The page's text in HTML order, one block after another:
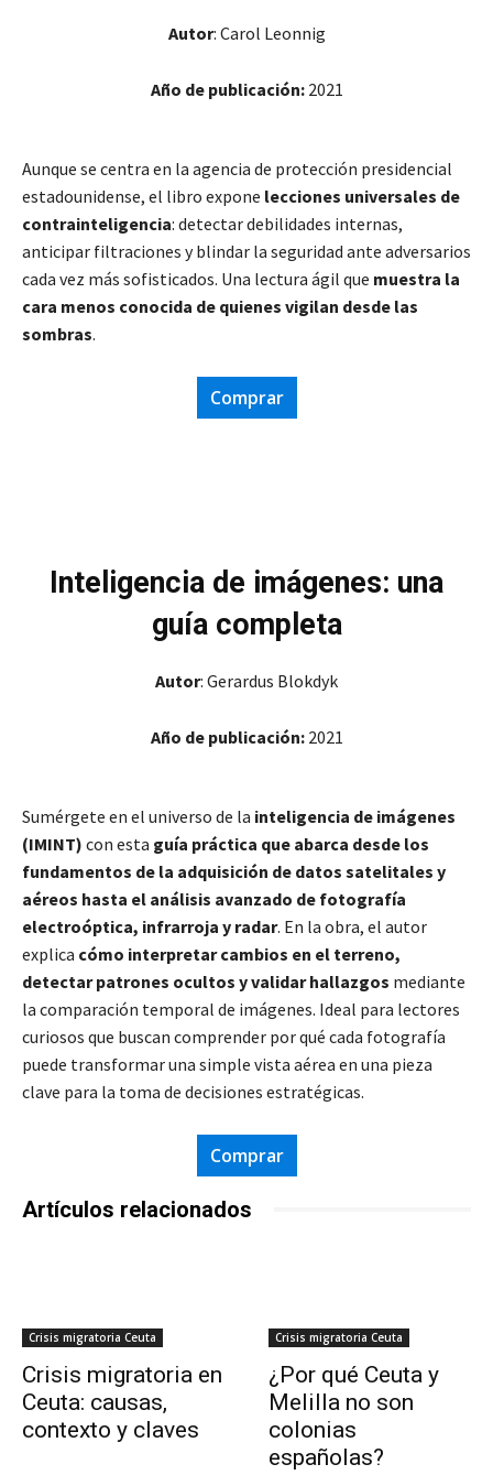
Autor: Carol Leonnig
Año de publicación: 2021
Aunque se centra en la agencia de protección presidencial
estadounidense, el libro expone lecciones universales de
contrainteligencia: detectar debilidades internas,
anticipar filtraciones y blindar la seguridad ante adversarios
cada vez más sofisticados. Una lectura ágil que muestra la
cara menos conocida de quienes vigilan desde las
sombras.
Comprar
Inteligencia de imágenes: una
guía completa
Autor: Gerardus Blokdyk
Año de publicación: 2021
Sumérgete en el universo de la inteligencia de imágenes
(IMINT) con esta guía práctica que abarca desde los
fundamentos de la adquisición de datos satelitales y
aéreos hasta el análisis avanzado de fotografía
electroóptica, infrarroja y radar. En la obra, el autor
explica cómo interpretar cambios en el terreno,
detectar patrones ocultos y validar hallazgos mediante
la comparación temporal de imágenes. Ideal para lectores
curiosos que buscan comprender por qué cada fotografía
puede transformar una simple vista aérea en una pieza
clave para la toma de decisiones estratégicas.
Comprar
Artículos relacionados
Crisis migratoria Ceuta
Crisis migratoria en
Ceuta: causas,
contexto y claves
Crisis migratoria Ceuta
¿Por qué Ceuta y
Melilla no son
colonias
españolas?